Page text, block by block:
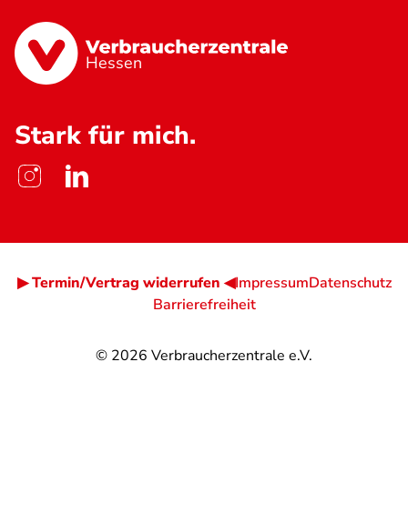
Hessen
Stark für mich.
© 2026 Verbraucherzentrale e.V.
▶ Termin/Vertrag widerrufen ◀ImpressumDatenschutz
Barrierefreiheit